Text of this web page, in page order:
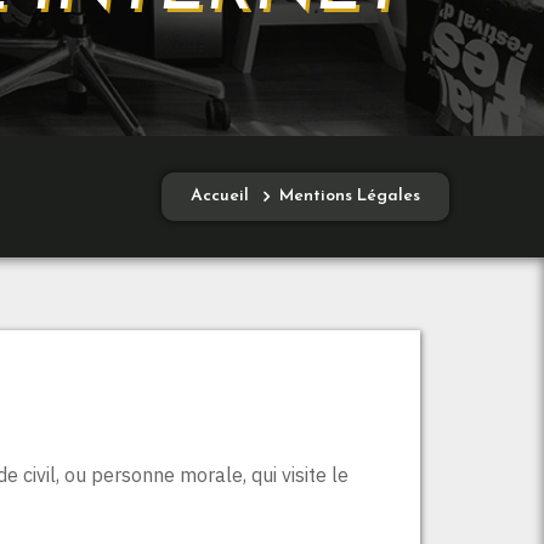
Accueil Mentions Légales
civil, ou personne morale, qui visite le